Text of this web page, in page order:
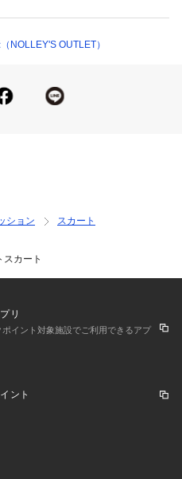
ト
ションタグを必ずご確認の
光の当たり具合で色味が違っ
色味は、スタジオ撮影の画像
忠実に表示出来るよう努めて
干の誤差が生じる場合があり
すので実際の商品と仕様、加
NOLLEY'S OUTLET）
ション
スカート
カート
リ
イント対象施設でご利用できるアプ
ント